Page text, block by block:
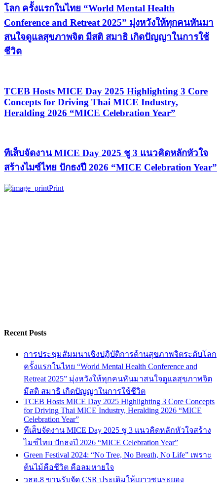
โลก ครั้งแรกในไทย “World Mental Health
Conference and Retreat 2025” มุ่งหวังให้ทุกคนหันมา
สนใจดูแลสุขภาพจิต มีสติ สมาธิ เกิดปัญญาในการใช้
ชีวิต
TCEB Hosts MICE Day 2025 Highlighting 3 Core
Concepts for Driving Thai MICE Industry,
Heralding 2026 “MICE Celebration Year”
ทีเส็บจัดงาน MICE Day 2025 ชู 3 แนวคิดหลักหัวใจ
สร้างไมซ์ไทย ปักธงปี 2026 “MICE Celebration Year”
Print
Recent Posts
การประชุมสัมมนาเชิงปฏิบัติการด้านสุขภาพจิตระดับโลก
ครั้งแรกในไทย “World Mental Health Conference and
Retreat 2025” มุ่งหวังให้ทุกคนหันมาสนใจดูแลสุขภาพจิต
มีสติ สมาธิ เกิดปัญญาในการใช้ชีวิต
TCEB Hosts MICE Day 2025 Highlighting 3 Core Concepts
for Driving Thai MICE Industry, Heralding 2026 “MICE
Celebration Year”
ทีเส็บจัดงาน MICE Day 2025 ชู 3 แนวคิดหลักหัวใจสร้าง
ไมซ์ไทย ปักธงปี 2026 “MICE Celebration Year”
Green Festival 2024: “No Tree, No Breath, No Life” เพราะ
ต้นไม้คือชีวิต คือลมหายใจ
วธอ.8 ขานรับจัด CSR ประเดิมให้เยาวชนระยอง